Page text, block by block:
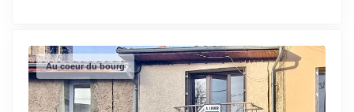
Au coeur du bourg